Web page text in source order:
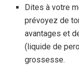
Dites à votre
prévoyez de
avantages et
(liquide de
grossesse.